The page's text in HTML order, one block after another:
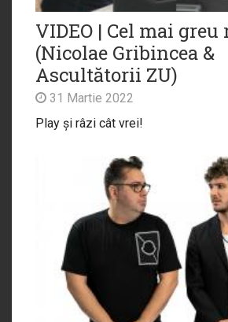
VIDEO | Cel mai greu
(Nicolae Gribincea &
Ascultătorii ZU)
31 Martie 2022
Play și râzi cât vrei!